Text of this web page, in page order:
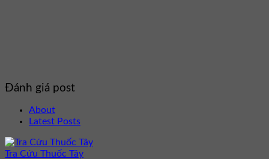
Đánh giá post
About
Latest Posts
Tra Cứu Thuốc Tây